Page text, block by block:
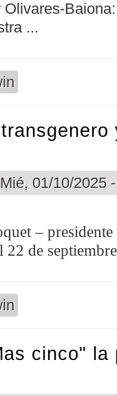
por la vida : Oracion
01/10/2025
–
de
transgenero y la lucha
cinco" la